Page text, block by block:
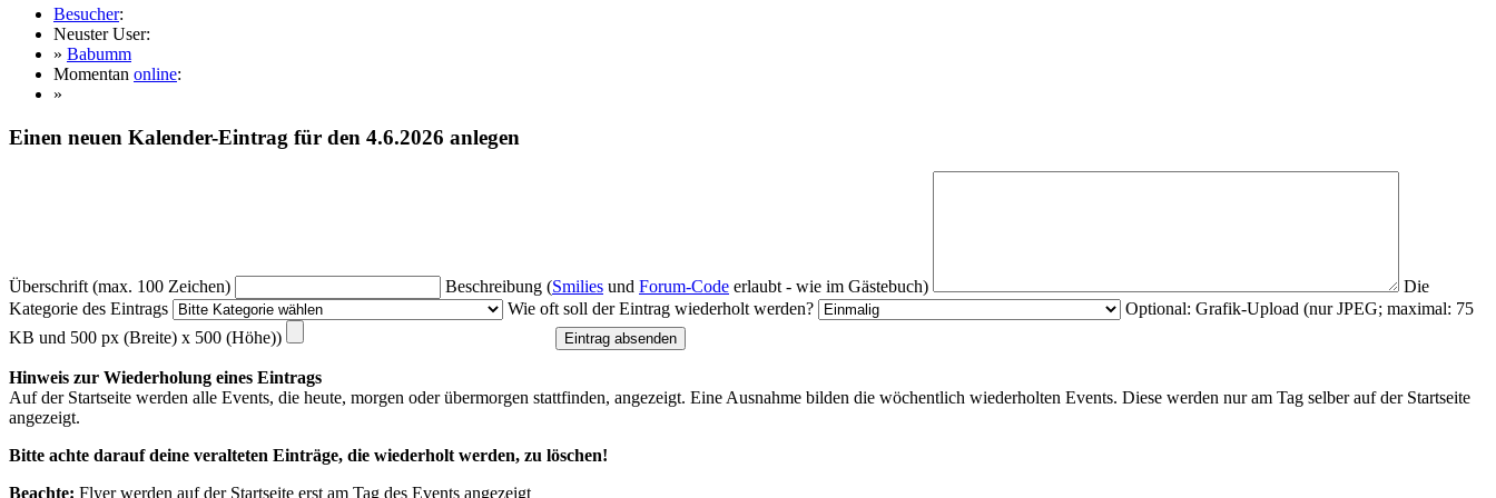
Besucher:
Neuster User:
» Babumm
Momentan online:
»
Einen neuen Kalender-Eintrag für den 4.6.2026 anlegen
Überschrift (max. 100 Zeichen) Beschreibung (Smilies und Forum-Code erlaubt - wie im Gästebuch)
Die
Kategorie des Eintrags
Wie oft soll der Eintrag wiederholt werden?
Optional: Grafik-Upload (nur JPEG; maximal: 75
KB und 500 px (Breite) x 500 (Höhe))
Hinweis zur Wiederholung eines Eintrags
Auf der Startseite werden alle Events, die heute, morgen oder übermorgen stattfinden, angezeigt. Eine Ausnahme bilden die wöchentlich wiederholten Events. Diese werden nur am Tag selber auf der Startseite
angezeigt.
Bitte achte darauf deine veralteten Einträge, die wiederholt werden, zu löschen!
Beachte: Flyer werden auf der Startseite erst am Tag des Events angezeigt